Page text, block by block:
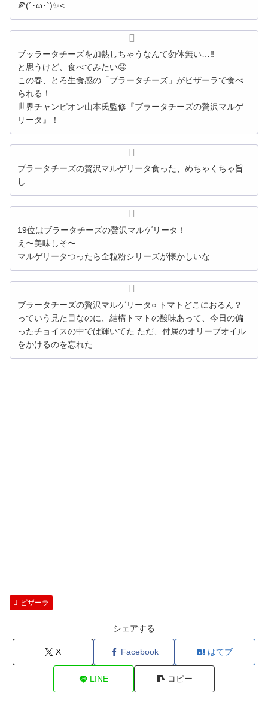
🍕(´･ω･`)✨<
ブッラータチーズを加熱しちゃうなんて勿体無い…‼️
と思うけど、食べてみたい🤤
この春、とろ生食感の「ブラータチーズ」がピザーラで食べ
られる！
世界チャンピオン山本氏監修『ブラータチーズの贅沢マルゲ
リータ』！
ブラータチーズの贅沢マルゲリータ食った、めちゃくちゃ旨
し
19位はブラータチーズの贅沢マルゲリータ！
え〜美味しそ〜
マルゲリータつったら全粒粉シリーズが懐かしいな…
ブラータチーズの贅沢マルゲリータ○ トマトどこにおるん？
っていう見た目なのに、結構トマトの酸味あって、今日の偏
ったチョイスの中では輝いてた ただ、付属のオリーブオイル
をかけるのを忘れた…
ピザーラ
シェアする
X Facebook はてブ
LINE コピー